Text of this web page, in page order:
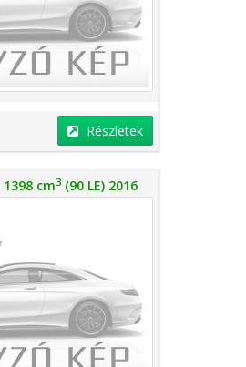
Részletek
cm3 (90 LE) 2016